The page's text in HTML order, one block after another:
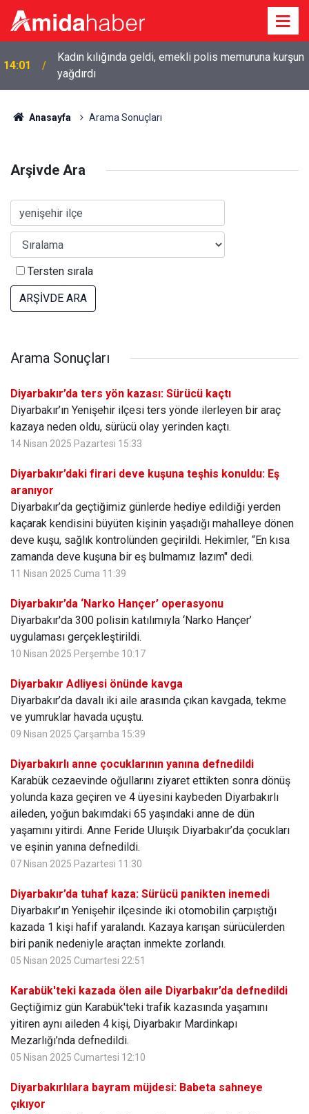
14:01
Kadın kılığında geldi, emekli polis memuruna kurşun
yağdırdı
Anasayfa Arama Sonuçları
Arşivde Ara
Tersten sırala
ARŞİVDE ARA
Arama Sonuçları
Diyarbakır’da ters yön kazası: Sürücü kaçtı
Diyarbakır’ın Yenişehir ilçesi ters yönde ilerleyen bir araç
kazaya neden oldu, sürücü olay yerinden kaçtı.
14 Nisan 2025 Pazartesi 15:33
Diyarbakır’daki firari deve kuşuna teşhis konuldu: Eş
aranıyor
Diyarbakır’da geçtiğimiz günlerde hediye edildiği yerden
kaçarak kendisini büyüten kişinin yaşadığı mahalleye dönen
deve kuşu, sağlık kontrolünden geçirildi. Hekimler, “En kısa
zamanda deve kuşuna bir eş bulmamız lazım" dedi.
11 Nisan 2025 Cuma 11:39
Diyarbakır’da ‘Narko Hançer’ operasyonu
Diyarbakır'da 300 polisin katılımıyla ‘Narko Hançer’
uygulaması gerçekleştirildi.
10 Nisan 2025 Perşembe 10:17
Diyarbakır Adliyesi önünde kavga
Diyarbakır’da davalı iki aile arasında çıkan kavgada, tekme
ve yumruklar havada uçuştu.
09 Nisan 2025 Çarşamba 15:39
Diyarbakırlı anne çocuklarının yanına defnedildi
Karabük cezaevinde oğullarını ziyaret ettikten sonra dönüş
yolunda kaza geçiren ve 4 üyesini kaybeden Diyarbakırlı
aileden, yoğun bakımdaki 65 yaşındaki anne de dün
yaşamını yitirdi. Anne Feride Uluışık Diyarbakır’da çocukları
ve eşinin yanına defnedildi.
07 Nisan 2025 Pazartesi 11:30
Diyarbakır’da tuhaf kaza: Sürücü panikten inemedi
Diyarbakır’ın Yenişehir ilçesinde iki otomobilin çarpıştığı
kazada 1 kişi hafif yaralandı. Kazaya karışan sürücülerden
biri panik nedeniyle araçtan inmekte zorlandı.
05 Nisan 2025 Cumartesi 22:51
Karabük'teki kazada ölen aile Diyarbakır’da defnedildi
Geçtiğimiz gün Karabük'teki trafik kazasında yaşamını
yitiren aynı aileden 4 kişi, Diyarbakır Mardinkapı
Mezarlığı’nda defnedildi.
05 Nisan 2025 Cumartesi 12:10
Diyarbakırlılara bayram müjdesi: Babeta sahneye
çıkıyor